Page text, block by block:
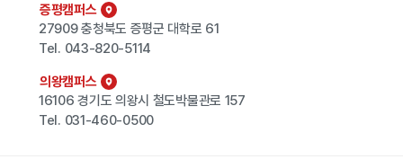
증평캠퍼스
27909 충청북도 증평군 대학로 61
Tel. 043-820-5114
의왕캠퍼스
16106 경기도 의왕시 철도박물관로 157
Tel. 031-460-0500